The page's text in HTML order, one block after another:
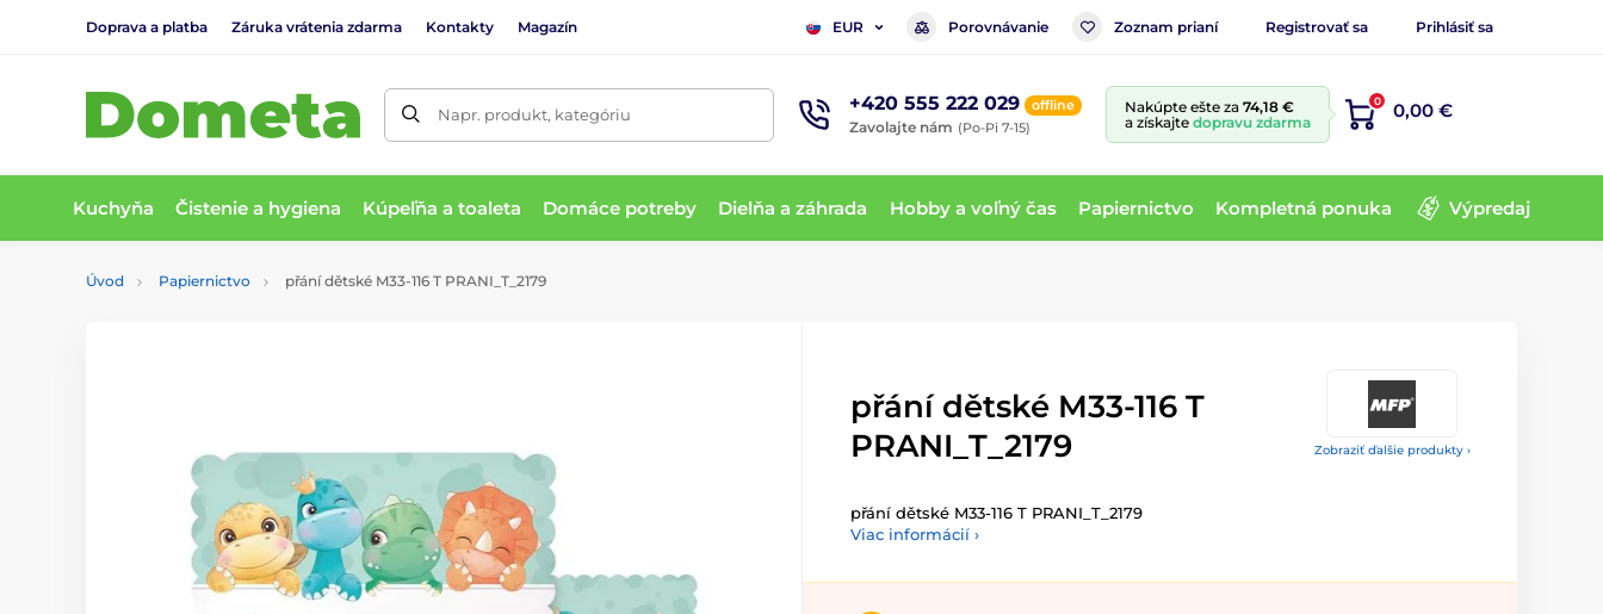
Doprava a platba Záruka vrátenia zdarma Kontakty Magazín EUR Porovnávanie Zoznam prianí Registrovať sa Prihlásiť sa
Napr. produkt, kategóriu +420 555 222 029 offline
Zavolajte nám (Po-Pi 7-15)
Nakúpte ešte za 74,18 €
a získajte dopravu zdarma
0 0,00 €
Kuchyňa Čistenie a hygiena Kúpeľňa a toaleta Domáce potreby Dielňa a záhrada Hobby a voľný čas Papiernictvo Kompletná ponuka Výpredaj
Úvod Papiernictvo přání dětské M33-116 T PRANI_T_2179
Zobraziť ďalšie produkty ›
přání dětské M33-116 T
PRANI_T_2179
přání dětské M33-116 T PRANI_T_2179
Viac informácií ›